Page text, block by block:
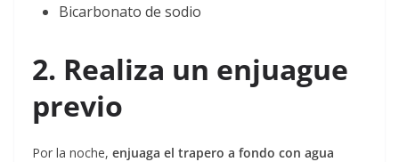
Bicarbonato de sodio
2. Realiza un enjuague
previo
Por la noche, enjuaga el trapero a fondo con agua